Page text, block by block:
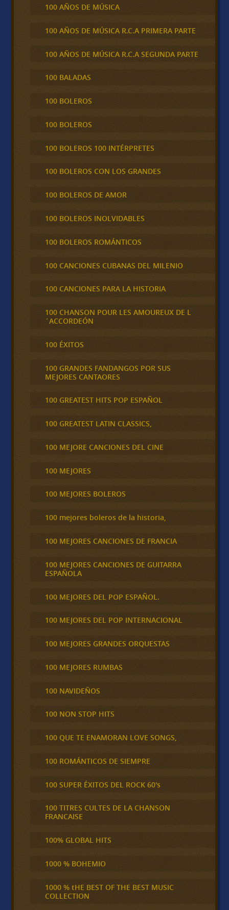
100 AÑOS DE MÚSICA
100 AÑOS DE MÚSICA R.C.A PRIMERA PARTE
100 AÑOS DE MÚSICA R.C.A SEGUNDA PARTE
100 BALADAS
100 BOLEROS
100 BOLEROS
100 BOLEROS 100 INTÉRPRETES
100 BOLEROS CON LOS GRANDES
100 BOLEROS DE AMOR
100 BOLEROS INOLVIDABLES
100 BOLEROS ROMÁNTICOS
100 CANCIONES CUBANAS DEL MILENIO
100 CANCIONES PARA LA HISTORIA
100 CHANSON POUR LES AMOUREUX DE L
´ACCORDEÓN
100 ÉXITOS
100 GRANDES FANDANGOS POR SUS
MEJORES CANTAORES
100 GREATEST HITS POP ESPAÑOL
100 GREATEST LATIN CLASSICS,
100 MEJORE CANCIONES DEL CINE
100 MEJORES
100 MEJORES BOLEROS
100 mejores boleros de la historia,
100 MEJORES CANCIONES DE FRANCIA
100 MEJORES CANCIONES DE GUITARRA
ESPAÑOLA
100 MEJORES DEL POP ESPAÑOL.
100 MEJORES DEL POP INTERNACIONAL
100 MEJORES GRANDES ORQUESTAS
100 MEJORES RUMBAS
100 NAVIDEÑOS
100 NON STOP HITS
100 QUE TE ENAMORAN LOVE SONGS,
100 ROMÁNTICOS DE SIEMPRE
100 SUPER ÉXITOS DEL ROCK 60's
100 TITRES CULTES DE LA CHANSON
FRANCAISE
100% GLOBAL HITS
1000 % BOHEMIO
1000 % tHE BEST OF THE BEST MUSIC
COLLECTION